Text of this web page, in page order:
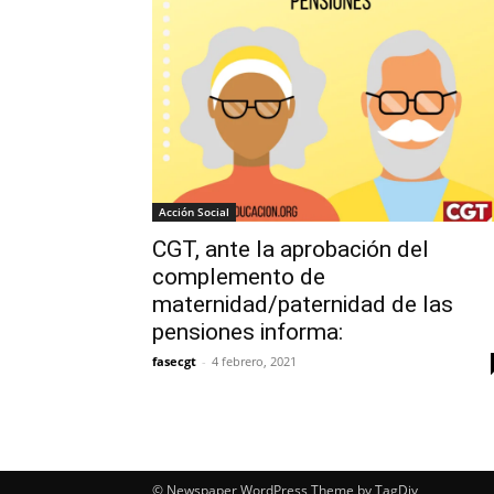
Acción Social
CGT, ante la aprobación del
complemento de
maternidad/paternidad de las
pensiones informa:
fasecgt - 4 febrero, 2021
© Newspaper WordPress Theme by TagDiv